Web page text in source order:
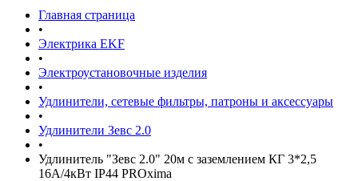
Главная страница
•
Электрика EKF
•
Электроустановочные изделия
•
Удлинители, сетевые фильтры, патроны и аксессуары
•
Удлинители Зевс 2.0
•
Удлинитель "Зевс 2.0" 20м с заземлением КГ 3*2,5
16А/4кВт IP44 PROxima